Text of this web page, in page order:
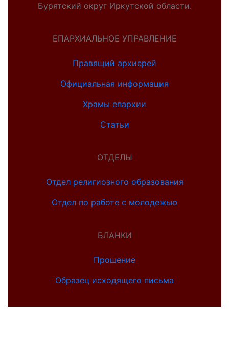
Бурятский округ Иркутской области.
ЕПАРХИАЛЬНОЕ УПРАВЛЕНИЕ
Правящий архиерей
Официальная информация
Храмы епархии
Статьи
ОТДЕЛЫ
Отдел религиозного образования
Отдел по работе с молодежью
БЛАНКИ
Прошение
Образец исходящего письма